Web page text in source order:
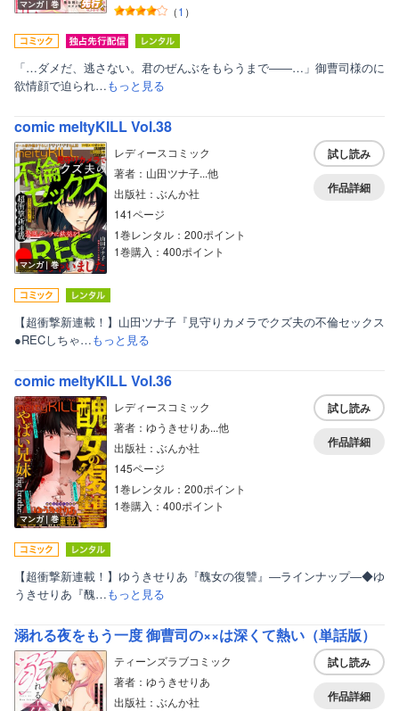
マンガ｜巻 （1 ）
「…ダメだ、逃さない。君のぜんぶをもらうまで――…」御曹司様のに
欲情顔で迫られ…もっと見る
comic meltyKILL Vol.38
マンガ｜巻
レディースコミック
著者：山田ツナ子...他
出版社：ぶんか社
141ページ
1巻レンタル：200ポイント
1巻購入：400ポイント
試し読み
作品詳細
【超衝撃新連載！】山田ツナ子『見守りカメラでクズ夫の不倫セックス
●RECしちゃ…もっと見る
comic meltyKILL Vol.36
マンガ｜巻
レディースコミック
著者：ゆうきせりあ...他
出版社：ぶんか社
145ページ
1巻レンタル：200ポイント
1巻購入：400ポイント
試し読み
作品詳細
【超衝撃新連載！】ゆうきせりあ『醜女の復讐』―ラインナップ―◆ゆ
うきせりあ『醜…もっと見る
溺れる夜をもう一度 御曹司の××は深くて熱い（単話版）
ティーンズラブコミック
著者：ゆうきせりあ
出版社：ぶんか社
試し読み
作品詳細